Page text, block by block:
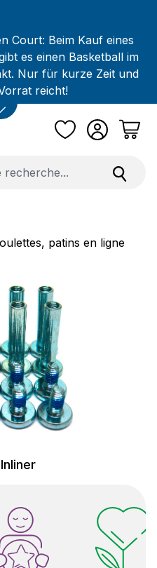
Court: Beim Kauf eines
es einen Basketball im
Nur für kurze Zeit und
reicht!
patins en ligne